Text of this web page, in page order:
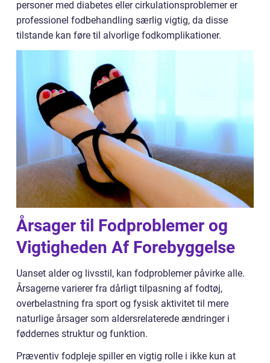
personer med diabetes eller cirkulationsproblemer er
professionel fodbehandling særlig vigtig, da disse
tilstande kan føre til alvorlige fodkomplikationer.
Årsager til Fodproblemer og
Vigtigheden Af Forebyggelse
Uanset alder og livsstil, kan fodproblemer påvirke alle.
Årsagerne varierer fra dårligt tilpasning af fodtøj,
overbelastning fra sport og fysisk aktivitet til mere
naturlige årsager som aldersrelaterede ændringer i
føddernes struktur og funktion.
Præventiv fodpleje spiller en vigtig rolle i ikke kun at